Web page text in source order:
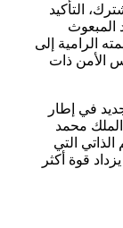
التأكيد
المبعوث
الرامية إلى
الأمن ذات
في إطار
الملك محمد
التي
قوة أكثر